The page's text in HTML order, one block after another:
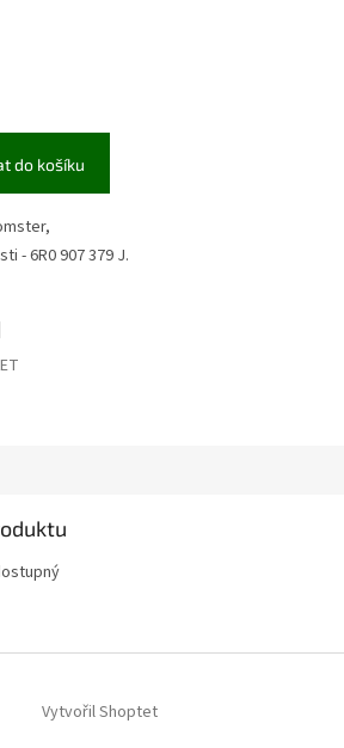
do košíku
- 6R0 907 379 J.
Vytvořil Shoptet